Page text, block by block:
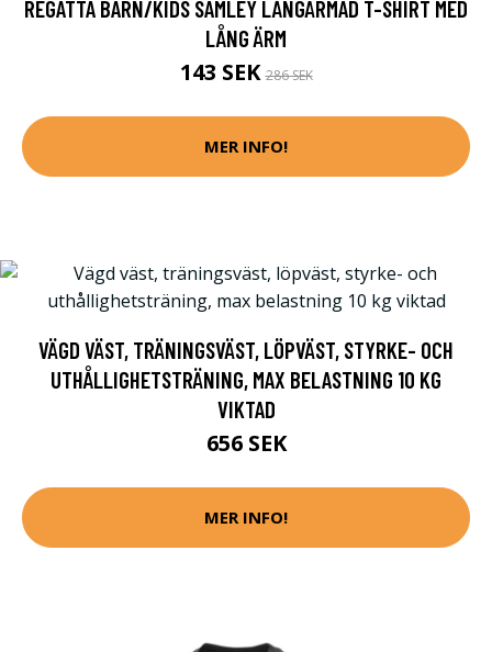
REGATTA BARN/KIDS SAMLEY LÅNGÄRMAD T-SHIRT MED
LÅNG ÄRM
143 SEK286 SEK
MER INFO!
VÄGD VÄST, TRÄNINGSVÄST, LÖPVÄST, STYRKE- OCH
UTHÅLLIGHETSTRÄNING, MAX BELASTNING 10 KG
VIKTAD
656 SEK
MER INFO!